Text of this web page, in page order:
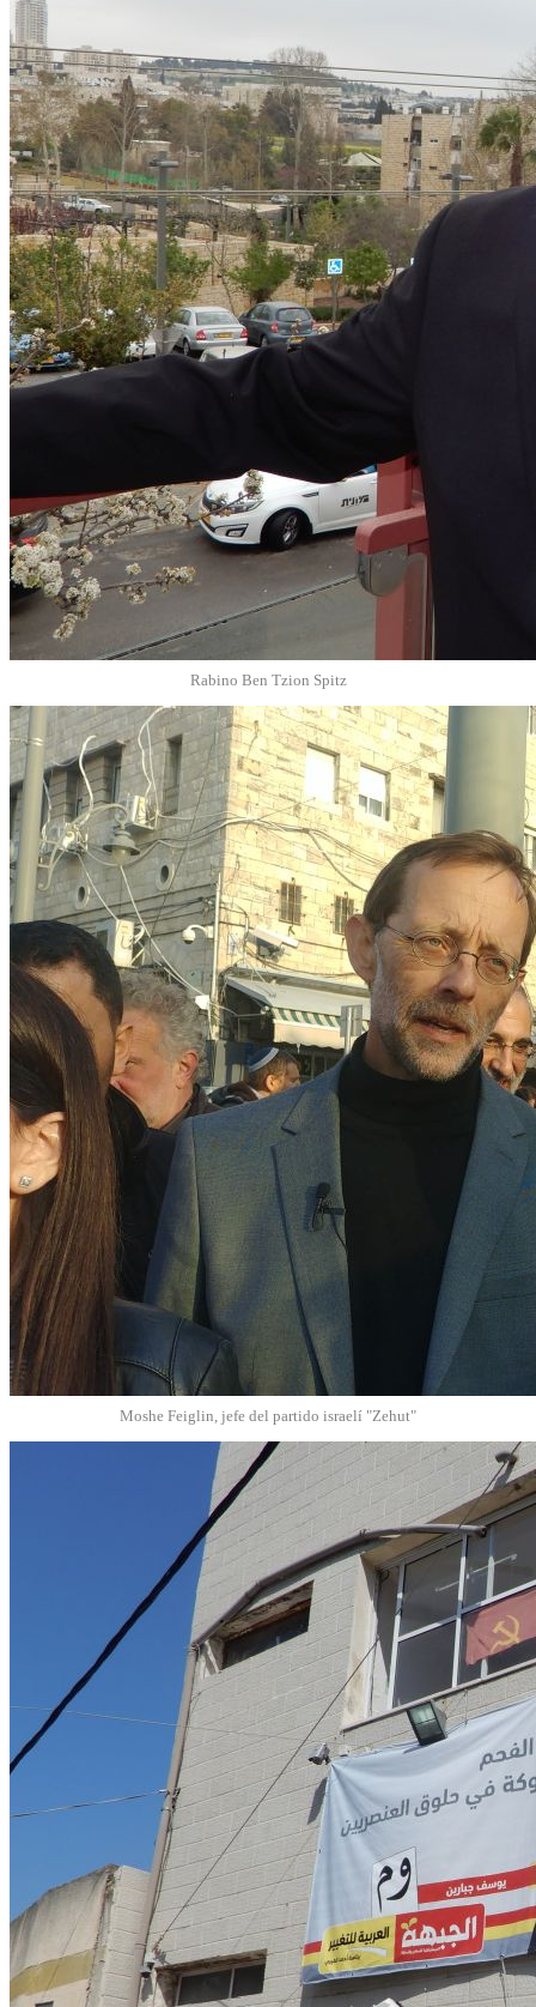
Rabino Ben Tzion Spitz
Moshe Feiglin, jefe del partido israelí "Zehut"